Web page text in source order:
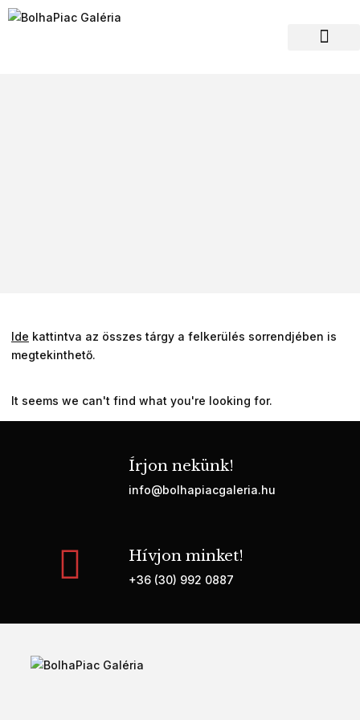
Ide kattintva az összes tárgy a felkerülés sorrendjében is
megtekinthető.
It seems we can't find what you're looking for.
Írjon nekünk!
info@bolhapiacgaleria.hu
Hívjon minket!
+36 (30) 992 0887